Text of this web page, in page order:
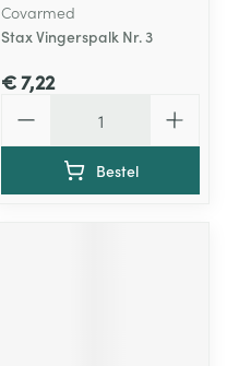
Covarmed
Stax Vingerspalk Nr. 3
€ 7,22
Bestel